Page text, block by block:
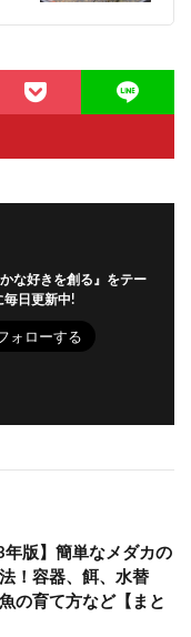
かな好きを創る』をテー
毎日更新中!
年版】簡単なメダカの
！容器、餌、水替
の育て方など【まと